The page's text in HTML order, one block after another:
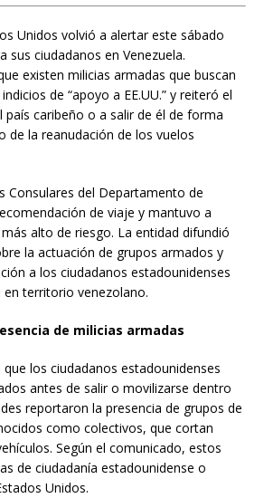
Unidos volvió a alertar este sábado
sus ciudadanos en Venezuela.
existen milicias armadas que buscan
de “apoyo a EE.UU.” y reiteró el
caribeño o a salir de él de forma
de la reanudación de los vuelos
Consulares del Departamento de
de viaje y mantuvo a
alto de riesgo. La entidad difundió
la actuación de grupos armados y
a los ciudadanos estadounidenses
territorio venezolano.
de milicias armadas
que los ciudadanos estadounidenses
antes de salir o movilizarse dentro
reportaron la presencia de grupos de
como colectivos, que cortan
Según el comunicado, estos
de ciudadanía estadounidense o
Unidos.